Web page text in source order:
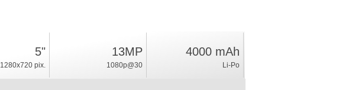
5"
1280x720 pix.
13MP
1080p@30
4000 mAh
Li-Po